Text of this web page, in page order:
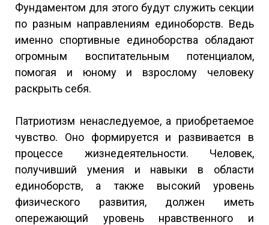
Фундаментом для этого будут служить секции
по разным направлениям единоборств. Ведь
именно спортивные единоборства обладают
огромным воспитательным потенциалом,
помогая и юному и взрослому человеку
раскрыть себя.
Патриотизм ненаследуемое, а приобретаемое
чувство. Оно формируется и развивается в
процессе жизнедеятельности. Человек,
получивший умения и навыки в области
единоборств, а также высокий уровень
физического развития, должен иметь
опережающий уровень нравственного и